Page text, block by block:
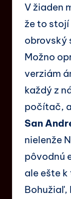
V žiaden
že to stojí
obrovský
Možno
verziám
každý z
počítač,
San
nielenže
pôvodnú
ale ešte
Bohužiaľ,